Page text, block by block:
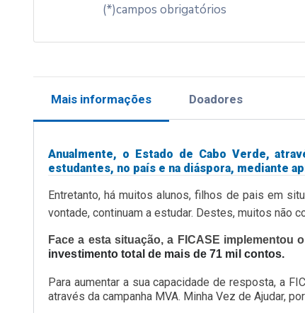
(*)campos obrigatórios
Mais informações Doadores
Anualmente, o Estado de Cabo Verde,
estudantes, no país e na diáspora, mediante
Entretanto, há muitos alunos, filhos de pais em
vontade, continuam a estudar. Destes, muitos não
Face a esta situação, a FICASE
investimento total de mais de 71 mil contos.
Para aumentar a sua capacidade de resposta, a
através da campanha MVA. Minha Vez de Ajudar,